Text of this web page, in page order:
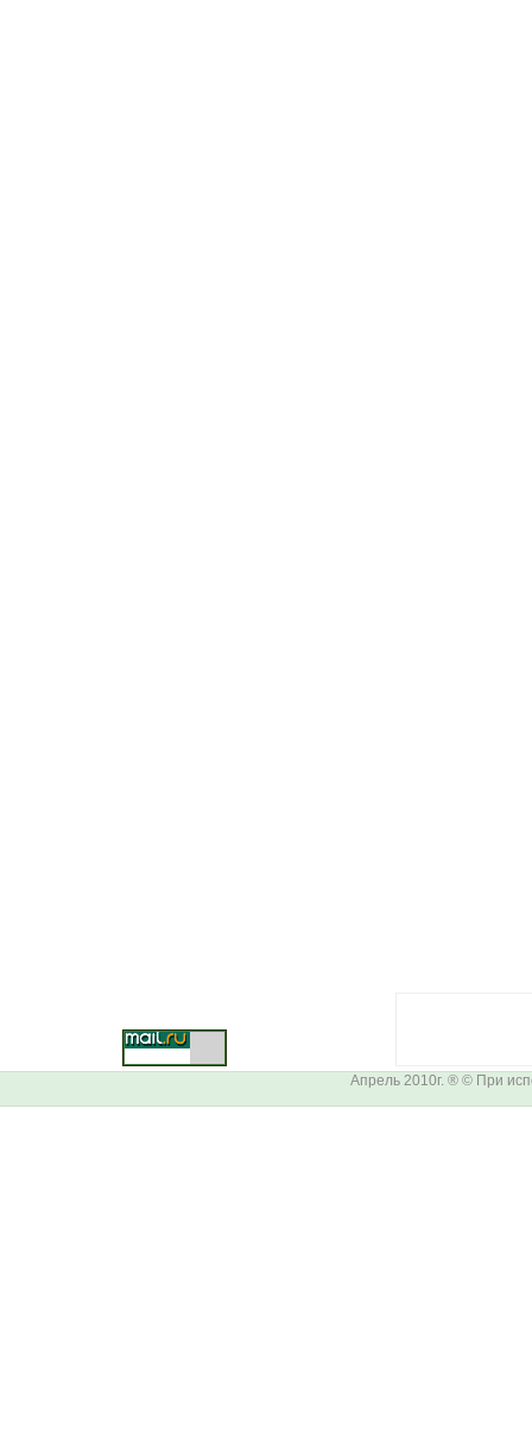
Апрель 2010г. ® © При